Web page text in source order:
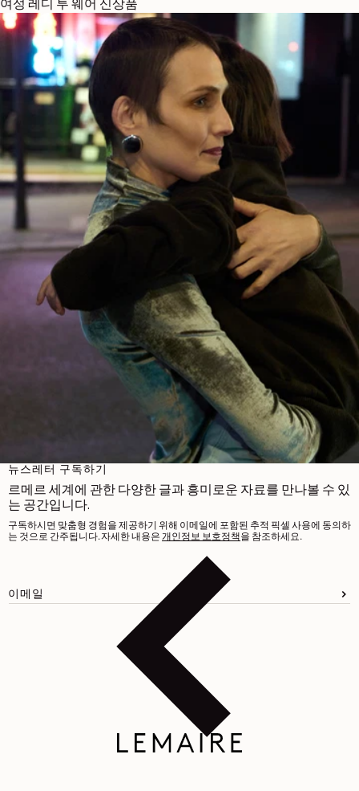
여성 레디 투 웨어 신상품
서비스 전 세계 배송 & 반품 안내
무료 일반 배송
14일 이내 무료 반품
고객 서비스
customerservice@lemaire.fr
월요일부터 금요일까지, 오전
10시부터 오후 7시까지 (GMT
프랑스 : +33 1 72 95 21 21
국제전화 : +33 9 74 75 58 58
안전 결제
비자, 마스터카드, 아멕스
Paypal
뉴스레터 구독하기
르메르 세계에 관한 다양한 글과 흥미로운 자료를 만나볼 수 있
는 공간입니다.
구독하시면 맞춤형 경험을 제공하기 위해 이메일에 포함된 추적 픽셀 사용에 동의하
는 것으로 간주됩니다. 자세한 내용은 개인정보 보호정책을 참조하세요.
이메일